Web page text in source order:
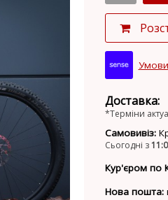
Доставка:
*Терміни
Самовивіз:
Сьогодні з
Кур'єром по
Нова пошта: